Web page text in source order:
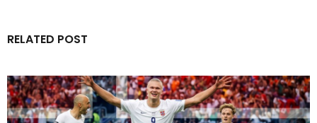
RELATED POST